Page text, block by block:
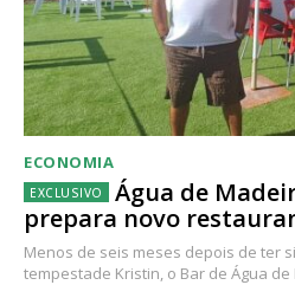
ECONOMIA
Água de
prepara novo
Menos de seis meses depois de ter
tempestade Kristin, o Bar de Água de